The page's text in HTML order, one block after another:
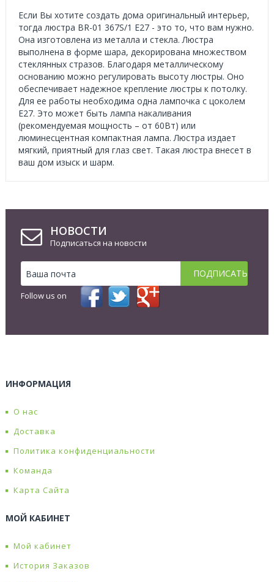
Если Вы хотите создать дома оригинальный интерьер,
тогда люстра BR-01 367S/1 E27 - это то, что вам нужно.
Она изготовлена из металла и стекла. Люстра
выполнена в форме шара, декорирована множеством
стеклянных стразов. Благодаря металлическому
основанию можно регулировать высоту люстры. Оно
обеспечивает надежное крепление люстры к потолку.
Для ее работы необходима одна лампочка с цоколем
E27. Это может быть лампа накаливания
(рекомендуемая мощность – от 60Вт) или
люминесцентная компактная лампа. Люстра издает
мягкий, приятный для глаз свет. Такая люстра внесет в
ваш дом изыск и шарм.
НОВОСТИ
Подписаться на новости
Follow us on
ИНФОРМАЦИЯ
О нас
Доставка
Политика конфиденциальности
Команда
Карта Сайта
МОЙ КАБИНЕТ
Мой кабинет
История Заказов